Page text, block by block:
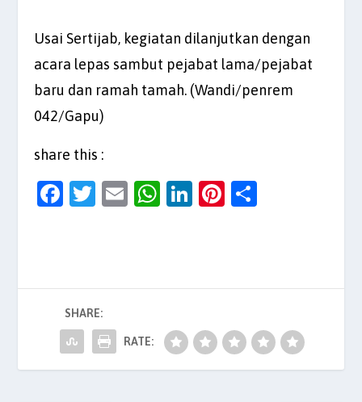
Usai Sertijab, kegiatan dilanjutkan dengan
acara lepas sambut pejabat lama/pejabat
baru dan ramah tamah. (Wandi/penrem
042/Gapu)
share this :
F
b
o
o
k
T
E
W
A
p
p
Li
dI
n
Pi
t
SHARE:
RATE: